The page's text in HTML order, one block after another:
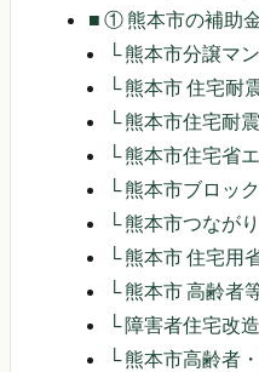
■ ① 熊本市の補助
└熊本市分譲マ
└熊本市 住宅耐
└熊本市住宅耐
└熊本市住宅省
└熊本市ブロッ
└熊本市つなが
└熊本市 住宅用
└熊本市 高齢者
└障害者住宅改
└熊本市高齢者